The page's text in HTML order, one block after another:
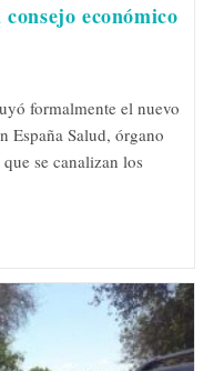
económico
formalmente el nuevo
España Salud, órgano
se canalizan los